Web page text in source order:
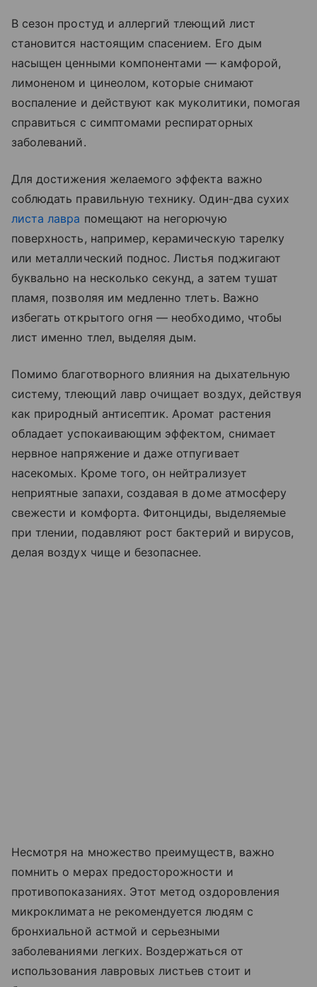
В сезон простуд и аллергий тлеющий лист
становится настоящим спасением. Его дым
насыщен ценными компонентами — камфорой,
лимоненом и цинеолом, которые снимают
воспаление и действуют как муколитики, помогая
справиться с симптомами респираторных
заболеваний.
Для достижения желаемого эффекта важно
соблюдать правильную технику. Один-два сухих
листа лавра помещают на негорючую
поверхность, например, керамическую тарелку
или металлический поднос. Листья поджигают
буквально на несколько секунд, а затем тушат
пламя, позволяя им медленно тлеть. Важно
избегать открытого огня — необходимо, чтобы
лист именно тлел, выделяя дым.
Помимо благотворного влияния на дыхательную
систему, тлеющий лавр очищает воздух, действуя
как природный антисептик. Аромат растения
обладает успокаивающим эффектом, снимает
нервное напряжение и даже отпугивает
насекомых. Кроме того, он нейтрализует
неприятные запахи, создавая в доме атмосферу
свежести и комфорта. Фитонциды, выделяемые
при тлении, подавляют рост бактерий и вирусов,
делая воздух чище и безопаснее.
Несмотря на множество преимуществ, важно
помнить о мерах предосторожности и
противопоказаниях. Этот метод оздоровления
микроклимата не рекомендуется людям с
бронхиальной астмой и серьезными
заболеваниями легких. Воздержаться от
использования лавровых листьев стоит и